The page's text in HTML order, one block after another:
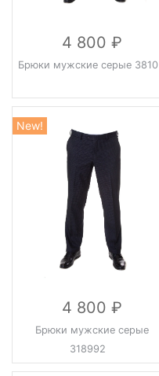
4 800
Брюки мужские серые 3810
New!
4 800
Брюки мужские серые
318992